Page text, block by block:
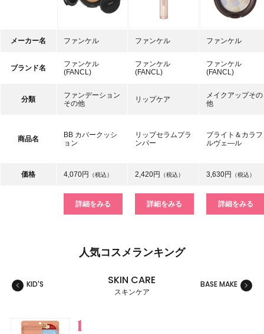
メーカー名 ファンケル ファンケル ファンケル
ブランド名
ファンケル
(FANCL)
ファンケル
(FANCL)
ファンケル
(FANCL)
分類
ファンデーション
その他
リップケア
メイクアップその
他
商品名
BB カバークッシ
ョン
リップセラムプラ
ンパー
ブライト＆カラフ
ルヴェ―ル
価格 4,070円 （税込） 2,420円 （税込） 3,630円 （税込）
詳細をみる 詳細をみる 詳細をみる
人気コスメランキング
KID'S SKIN CARE
スキンケア
BASE MAKE